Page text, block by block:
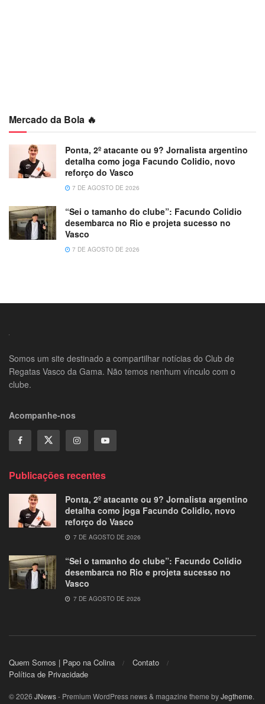
Mercado da Bola 🔥
Ponta, 2º atacante ou 9? Jornalista argentino
detalha como joga Facundo Colidio, novo
reforço do Vasco
7 DE AGOSTO DE 2026
“Sei o tamanho do clube”: Facundo Colidio
desembarca no Rio e projeta sucesso no
Vasco
7 DE AGOSTO DE 2026
Somos um site destinado a compartilhar notícias do Club de
Regatas Vasco da Gama. Não temos nenhum vínculo com o
clube.
Acompanhe-nos
Publicações recentes
Ponta, 2º atacante ou 9? Jornalista argentino
detalha como joga Facundo Colidio, novo
reforço do Vasco
7 DE AGOSTO DE 2026
“Sei o tamanho do clube”: Facundo Colidio
desembarca no Rio e projeta sucesso no
Vasco
7 DE AGOSTO DE 2026
Quem Somos | Papo na Colina
Contato
Política de Privacidade
© 2026 JNews- Premium WordPress news & magazine theme byJegtheme.